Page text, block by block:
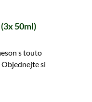
50ml)
s touto
si